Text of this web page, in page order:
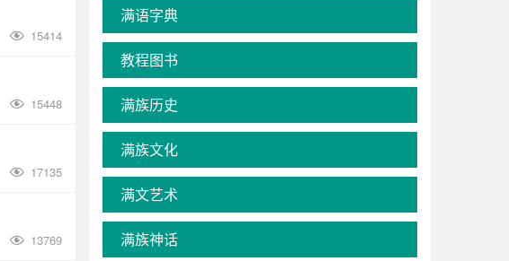
 15414
 15448
 17135
 13769
满语字典
教程图书
满族历史
满族文化
满文艺术
满族神话